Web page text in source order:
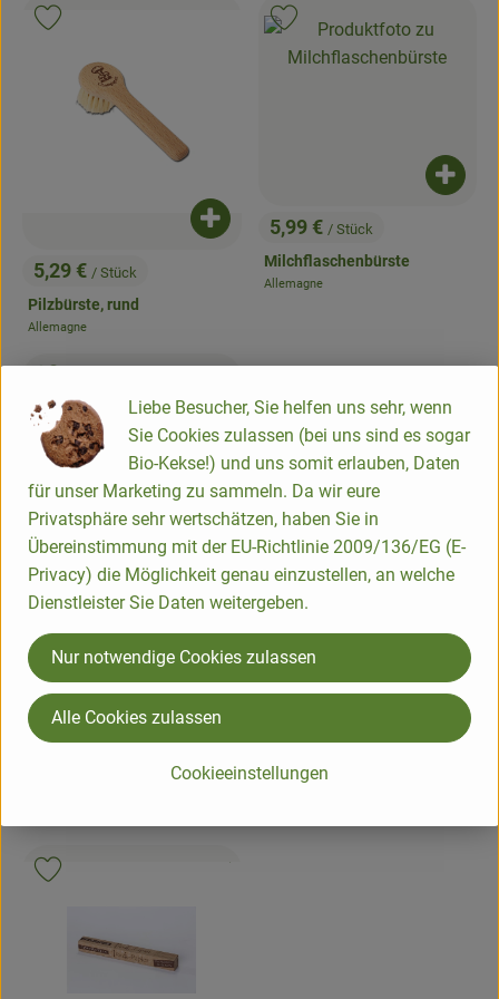
, Preis:
5,29 € / Stück
Pilzbürste, rund
, Herkunft:
Allemagne
Produkt zum Warenkorb hinzufügen
, Verband:
, Preis:
5,99 € / Stück
Milchflaschenbürste
, Herkunft:
Allemagne
Produkt zu Favouriten hinzufügen
, Preis:
4,99 €
, Herkunft:
Allemagne
Produkt zum Warenkorb hinzufügen
Alternativen zu Folie,
Backpapier...
, Verband:
.
Liebe Besucher, Sie helfen uns sehr, wenn
Sie Cookies zulassen (bei uns sind es sogar
Bio-Kekse!) und uns somit erlauben, Daten
für unser Marketing zu sammeln. Da wir eure
Privatsphäre sehr wertschätzen, haben Sie in
Übereinstimmung mit der EU-Richtlinie 2009/136/EG (E-
Privacy) die Möglichkeit genau einzustellen, an welche
Dienstleister Sie Daten weitergeben.
Cookieeinstellungen
Nur notwendige Cookies zulassen
Alle Cookies zulassen